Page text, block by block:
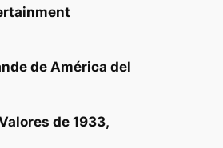
de América del
de 1933,